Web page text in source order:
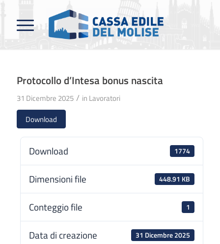
Protocollo d’Intesa bonus nascita
31 Dicembre 2025 / in Lavoratori
Download
Download 1774
Dimensioni file 448.91 KB
Conteggio file 1
Data di creazione 31 Dicembre 2025